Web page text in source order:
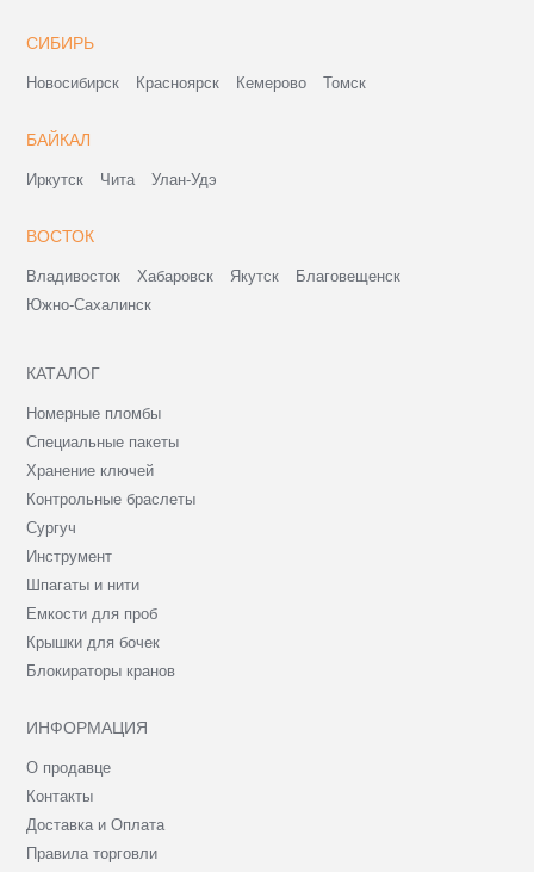
СИБИРЬ
Новосибирск Красноярск Кемерово Томск
БАЙКАЛ
Иркутск Чита Улан-Удэ
ВОСТОК
Владивосток Хабаровск Якутск
Благовещенск
Южно-Сахалинск
КАТАЛОГ
Номерные пломбы
Специальные пакеты
Хранение ключей
Контрольные браслеты
Сургуч
Инструмент
Шпагаты и нити
Емкости для проб
Крышки для бочек
Блокираторы кранов
ИНФОРМАЦИЯ
О продавце
Контакты
Доставка и Оплата
Правила торговли